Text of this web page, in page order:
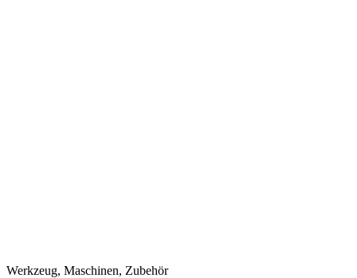
Werkzeug, Maschinen, Zubehör